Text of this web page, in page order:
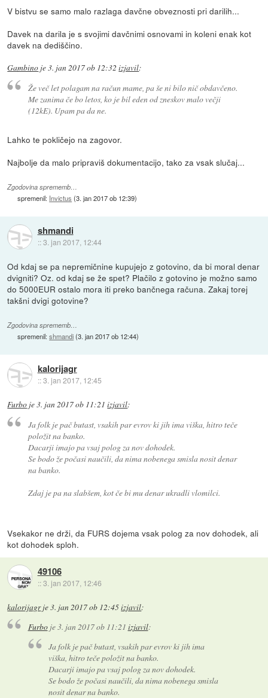
V bistvu se samo malo razlaga davčne obveznosti pri darilih...
Davek na darila je s svojimi davčnimi osnovami in koleni enak kot
davek na dediščino.
Gambino je3. jan 2017 ob 12:32 izjavil:
Že več let polagam na račun mame, pa še ni bilo nič obdavčeno.
Me zanima če bo letos, ko je bil eden od zneskov malo večji
(12kE). Upam pa da ne.
Lahko te pokličejo na zagovor.
Najbolje da malo pripraviš dokumentacijo, tako za vsak slučaj...
Zgodovina sprememb…
spremenil: Invictus (3. jan 2017 ob 12:39)
shmandi
::3. jan 2017, 12:44
Od kdaj se pa nepremičnine kupujejo z gotovino, da bi moral denar
dvigniti? Oz. od kdaj se že spet? Plačilo z gotovino je možno samo
do 5000EUR ostalo mora iti preko bančnega računa. Zakaj torej
takšni dvigi gotovine?
Zgodovina sprememb…
spremenil:shmandi(3. jan 2017 ob 12:44)
kalorijagr
::3. jan 2017, 12:45
Furbo je3. jan 2017 ob 11:21 izjavil:
Ja folk je pač butast, vsakih par evrov ki jih ima viška, hitro teče
položit na banko.
Dacarji imajo pa vsaj polog za nov dohodek.
Se bodo že počasi naučili, da nima nobenega smisla nosit denar
na banko.
Zdaj je pa na slabšem, kot če bi mu denar ukradli vlomilci.
Vsekakor ne drži, da FURS dojema vsak polog za nov dohodek, ali
kot dohodek sploh.
49106
::3. jan 2017, 12:46
kalorijagrje3. jan 2017 ob 12:45izjavil:
Furboje3. jan 2017 ob 11:21 izjavil:
Ja folk je pač butast, vsakih par evrov ki jih ima
viška, hitro teče položit na banko.
Dacarji imajo pa vsaj polog za nov dohodek.
Se bodo že počasi naučili, da nima nobenega smisla
nosit denar na banko.